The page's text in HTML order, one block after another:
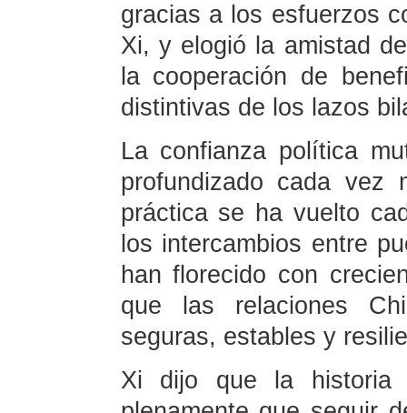
gracias a los esfuerzos
Xi, y elogió la amistad
la cooperación de
distintivas de los lazos
La confianza política
profundizado cada vez
práctica se ha vuelto
los intercambios entre
han florecido con
que las relaciones
seguras, estables y
Xi dijo que la historia